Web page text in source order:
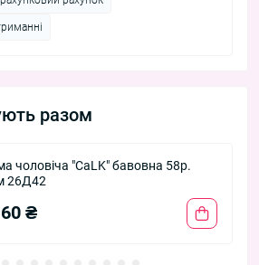
разом
чоловіча "CaLK" бавовна 58р.
26Д42
₴